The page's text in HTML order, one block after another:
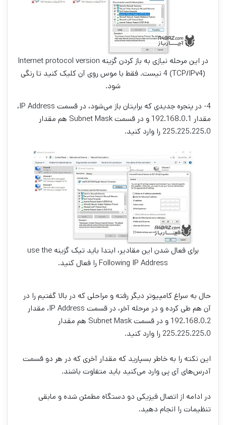
در این مرحله نیازی به باز کردن گزینه Internet protocol version
4 (TCP/IPv4) نیست. فقط با موس روی آن کلیک کنید تا رنگی
شود.
4- در پنجره جدیدی که برایتان باز می‌شود، در قسمت IP Address،
مقدار 192.168.0.1 و در قسمت Subnet Mask هم مقدار
225.225.225.0 را وارد کنید.
برای فعال شدن این مقادیر، ابتدا باید تیک گزینه use the
Following IP Address را فعال کنید.
حال به سراغ کامپیوتر دیگر رفته و مراحلی که در بالا گفتیم را در
آن هم طی کرده و در مرحله آخر، در قسمت IP Address، مقدار
192.168.0.2 و در قسمت Subnet Mask هم مقدار
225.225.225.0 را وارد کنید.
این نکته را به خاطر بسپارید که مقدار آخری که در هر دو قسمت
آدرس‌های آی پی وارد می‌کنید باید متفاوت باشند.
در ادامه از اتصال فیزیکی دو دستگاه مطمئن شده و مابقی
تنظیمات را انجام دهید.